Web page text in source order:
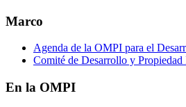
Marco
Agenda de la OMPI para el
Comité de Desarrollo y Propiedad
En la OMPI